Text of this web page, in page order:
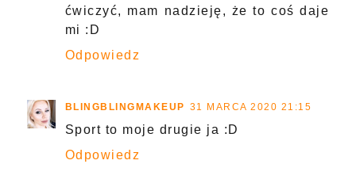
ćwiczyć, mam nadzieję, że to coś daje
mi :D
Odpowiedz
BLINGBLINGMAKEUP 31 MARCA 2020 21:15
Sport to moje drugie ja :D
Odpowiedz